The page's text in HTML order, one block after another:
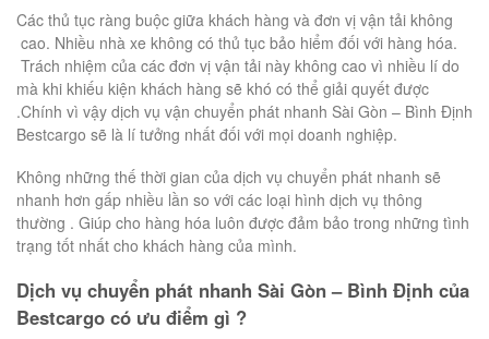
Các thủ tục ràng buộc giữa khách hàng và đơn vị vận tải không
cao. Nhiều nhà xe không có thủ tục bảo hiểm đối với hàng hóa.
Trách nhiệm của các đơn vị vận tải này không cao vì nhiều lí do
mà khi khiếu kiện khách hàng sẽ khó có thể giải quyết được
.Chính vì vậy dịch vụ vận chuyển phát nhanh Sài Gòn – Bình Định
Bestcargo sẽ là lí tưởng nhất đối với mọi doanh nghiệp.
Không những thế thời gian của dịch vụ chuyển phát nhanh sẽ
nhanh hơn gấp nhiều lần so với các loại hình dịch vụ thông
thường . Giúp cho hàng hóa luôn được đảm bảo trong những tình
trạng tốt nhất cho khách hàng của mình.
Dịch vụ chuyển phát nhanh Sài Gòn – Bình Định của
Bestcargo có ưu điểm gì ?